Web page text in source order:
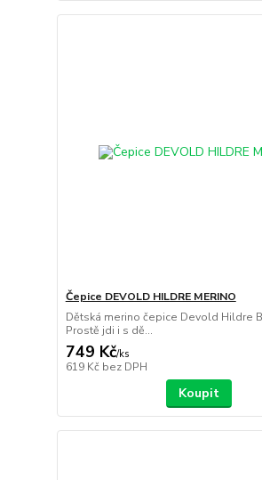
Čepice DEVOLD HILDRE MERINO
Dětská merino čepice Devold Hildre
Prostě jdi i s dě...
749 Kč/ks
619 Kč bez DPH
Koupit